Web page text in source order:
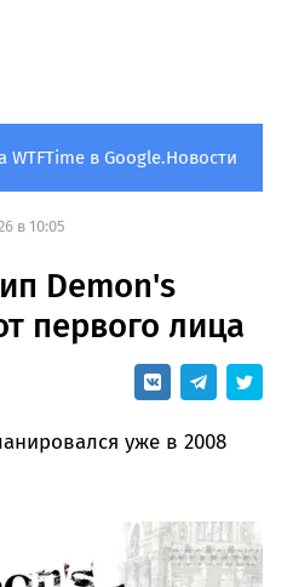
WTFTime в Google.Новости
в 10:05
Demon's
первого лица
уже в 2008